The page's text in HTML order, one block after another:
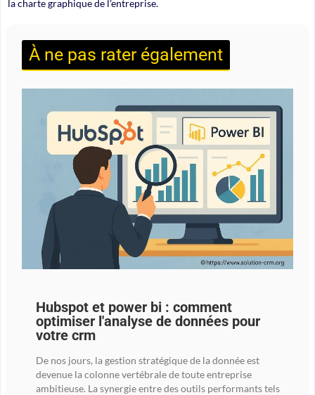
la charte graphique de l'entreprise.
À ne pas rater également
Hubspot et power bi : comment
optimiser l'analyse de données pour
votre crm
De nos jours, la gestion stratégique de la donnée est
devenue la colonne vertébrale de toute entreprise
ambitieuse. La synergie entre des outils performants tels